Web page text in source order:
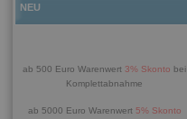
NEU
ab 500 Euro Warenwert 3% Skonto bei
Komplettabnahme
ab 5000 Euro Warenwert 5% Skonto